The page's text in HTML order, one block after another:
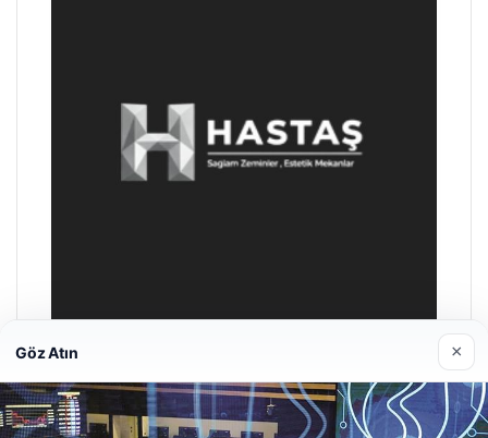
Enes Kaplan Avukatlık Bürosu
28/04/2026
Göz Atın ×